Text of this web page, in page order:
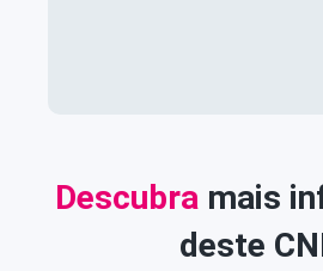
Descubra mais
deste